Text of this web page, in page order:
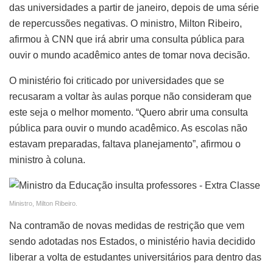
das universidades a partir de janeiro, depois de uma série
de repercussões negativas. O ministro, Milton Ribeiro,
afirmou à CNN que irá abrir uma consulta pública para
ouvir o mundo acadêmico antes de tomar nova decisão.
O ministério foi criticado por universidades que se
recusaram a voltar às aulas porque não consideram que
este seja o melhor momento. “Quero abrir uma consulta
pública para ouvir o mundo acadêmico. As escolas não
estavam preparadas, faltava planejamento”, afirmou o
ministro à coluna.
Ministro, Milton Ribeiro.
Na contramão de novas medidas de restrição que vem
sendo adotadas nos Estados, o ministério havia decidido
liberar a volta de estudantes universitários para dentro das